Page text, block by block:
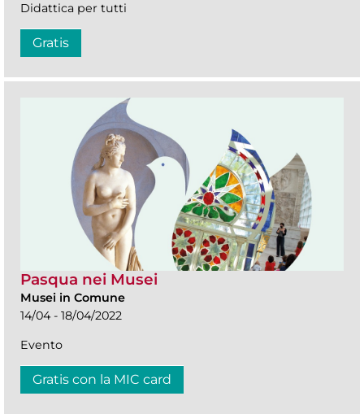
Didattica per tutti
Gratis
Pasqua nei Musei
Musei in Comune
14/04 - 18/04/2022
Evento
Gratis con la MIC card